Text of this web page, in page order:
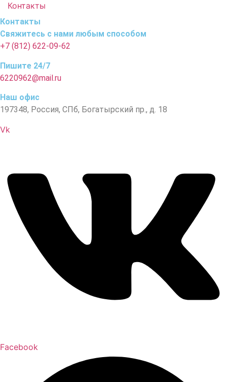
Контакты
Контакты
Свяжитесь с нами любым способом
+7 (812) 622-09-62
Пишите 24/7
6220962@mail.ru
Наш офис
197348, Россия, СПб, Богатырский пр., д. 18
Vk
Facebook